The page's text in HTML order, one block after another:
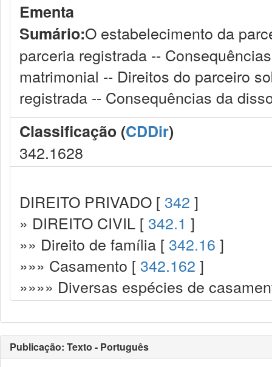
Ementa
Sumário:O estabelecimento da
parceria registrada --
matrimonial -- Direitos do parceiro
registrada -- Consequências da
Classificação (CDDir)
342.1628
DIREITO PRIVADO [ 342 ]
» DIREITO CIVIL [ 342.1 ]
»» Direito de família [ 342.16 ]
»»» Casamento [ 342.162 ]
»»»» Diversas espécies de
Publicação: Texto - Português